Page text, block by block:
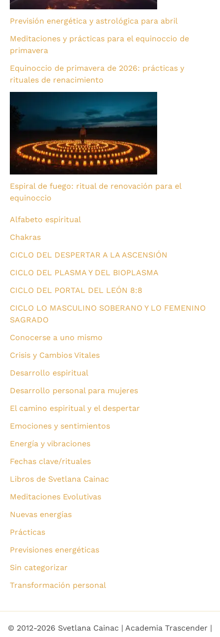
Previsión energética y astrológica para abril
Meditaciones y prácticas para el equinoccio de
primavera
Equinoccio de primavera de 2026: prácticas y
rituales de renacimiento
Espiral de fuego: ritual de renovación para el
equinoccio
Alfabeto espiritual
Chakras
CICLO DEL DESPERTAR A LA ASCENSIÓN
CICLO DEL PLASMA Y DEL BIOPLASMA
CICLO DEL PORTAL DEL LEÓN 8:8
CICLO LO MASCULINO SOBERANO Y LO FEMENINO
SAGRADO
Conocerse a uno mismo
Crisis y Cambios Vitales
Desarrollo espiritual
Desarrollo personal para mujeres
El camino espiritual y el despertar
Emociones y sentimientos
Energía y vibraciones
Fechas clave/rituales
Libros de Svetlana Cainac
Meditaciones Evolutivas
Nuevas energías
Prácticas
Previsiones energéticas
Sin categorizar
Transformación personal
© 2012-2026 Svetlana Cainac | Academia Trascender |